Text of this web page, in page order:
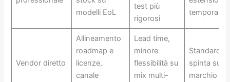
modelli EoL
test più
rigorosi
Vendor diretto
Allineamento
roadmap e
licenze,
canale
Lead time,
minore
flessibilità su
mix multi-
spinta su
marchio